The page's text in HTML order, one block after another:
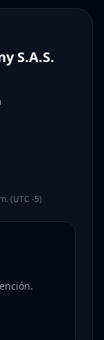
S.A.S.
(UTC -5)